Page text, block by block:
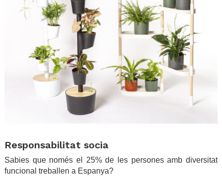
Responsabilitat socia
Sabies que només el 25% de les persones amb diversitat
funcional treballen a Espanya?